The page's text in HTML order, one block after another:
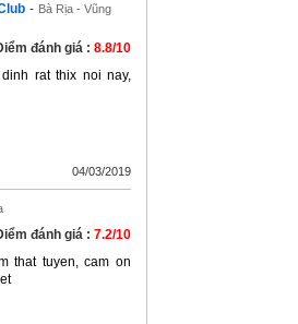
- Bà Rịa - Vũng
đánh giá : 8.8/10
rat thix noi nay,
04/03/2019
đánh giá : 7.2/10
that tuyen, cam on